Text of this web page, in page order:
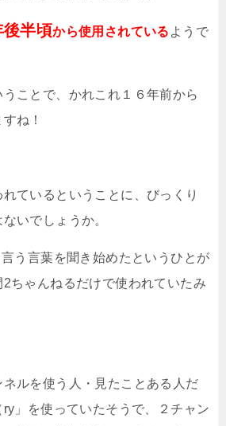
半頃から使用されている ようで
ことで、かれこれ１６年前から
ね！
ているということに、びっくり
いでしょうか。
う言葉を聞き始めたというひとが
ちゃんねるだけで使われていたみ
ルを使う人・見たことある人だ
」を使っていたそうで、２チャン